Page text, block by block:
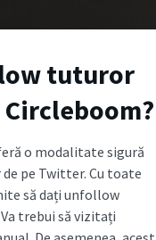
tuturor
o modalitate sigură
pe Twitter. Cu toate
să dați unfollow
trebui să vizitați